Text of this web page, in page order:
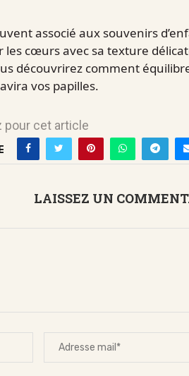
associé aux souvenirs
les cœurs avec sa texture
découvrirez comment
vos papilles.
pour cet article
LAISSEZ UN